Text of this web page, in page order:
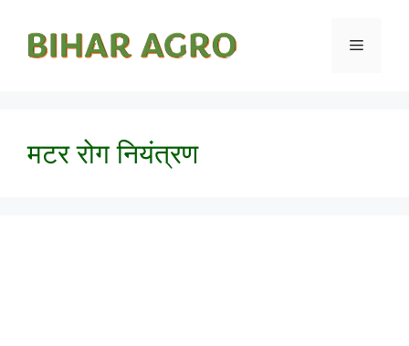
मटर रोग नियंत्रण